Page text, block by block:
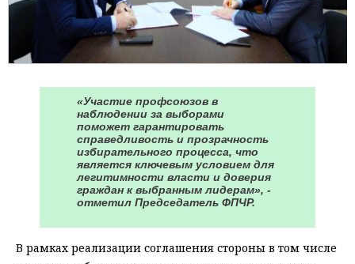
«Участие профсоюзов в
наблюдении за выборами
поможет гарантировать
справедливость и прозрачность
избирательного процесса, что
является ключевым условием для
легитимности власти и доверия
граждан к выбранным лидерам», -
отметил Председатель ФПЧР.
В рамках реализации соглашения стороны в том числе